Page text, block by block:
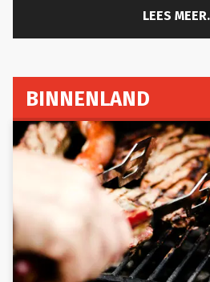
LEES MEER...
BINNENLAND